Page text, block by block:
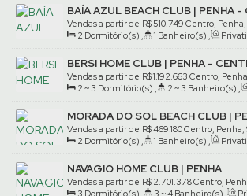
BAÍA AZUL BEACH CLUB | PENHA -
R$ 510.749
Vendas a partir de
Centro,
2 Dormitório(s) , 1 Banheiro(s) ,
BERSI HOME CLUB | PENHA -
R$1.192.663
Vendas a partir de
Centro,
2 ~ 3 Dormitório(s) , 2 ~ 3 Banheiro(s) ,
MORADA DO SOL BEACH CLUB |
R$469.180
Vendas a partir de
Centro, Penha,
2 Dormitório(s) , 1 Banheiro(s) ,
NAVAGIO HOME CLUB | PENHA
R$ 2.701.378
Vendas a partir de
Centro,
3 Dormitório(s) , 3 ~ 4 Banheiro(s) ,